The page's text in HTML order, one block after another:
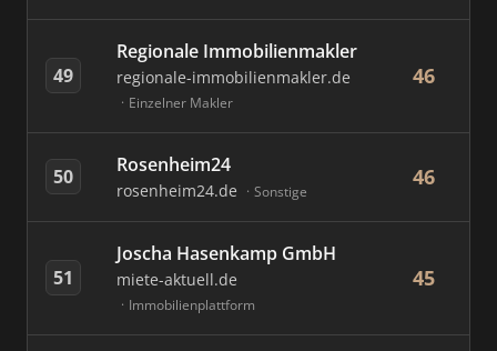
49
Regionale Immobilienmakler
regionale-immobilienmakler.de
Einzelner Makler
46
50 Rosenheim24
rosenheim24.de Sonstige
46
51
Joscha Hasenkamp GmbH
miete-aktuell.de
Immobilienplattform
45